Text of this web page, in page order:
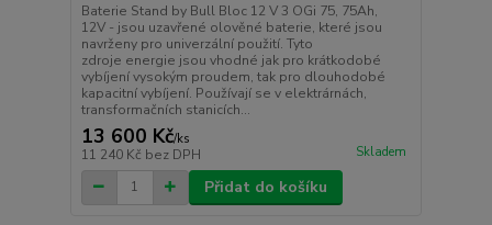
Baterie Stand by Bull Bloc 12 V 3 OGi 75, 75Ah,
12V - jsou uzavřené olověné baterie, které jsou
navrženy pro univerzální použití. Tyto
zdroje energie jsou vhodné jak pro krátkodobé
vybíjení vysokým proudem, tak pro dlouhodobé
kapacitní vybíjení. Používají se v elektrárnách,
transformačních stanicích...
13 600 Kč/ks
11 240 Kč bez DPH Skladem
Přidat do košíku